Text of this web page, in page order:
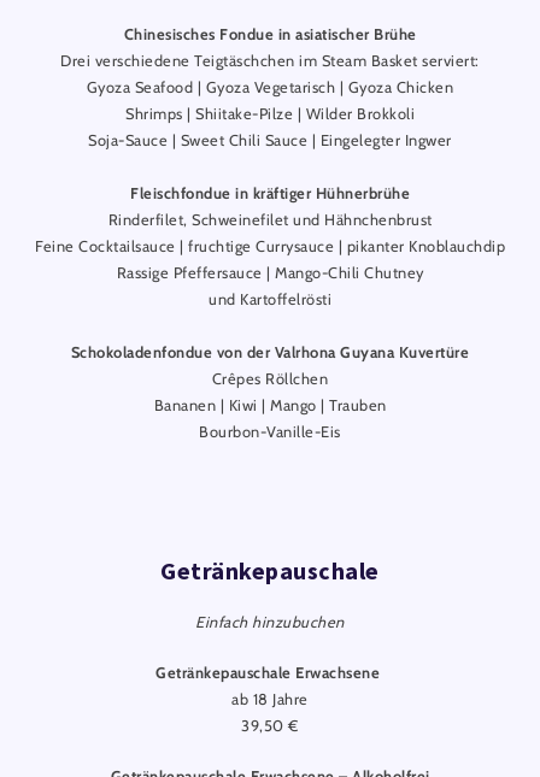
Chinesisches Fondue in asiatischer Brühe
Drei verschiedene Teigtäschchen im Steam Basket serviert:
Gyoza Seafood | Gyoza Vegetarisch | Gyoza Chicken
Shrimps | Shiitake-Pilze | Wilder Brokkoli
Soja-Sauce | Sweet Chili Sauce | Eingelegter Ingwer
Fleischfondue in kräftiger Hühnerbrühe
Rinderfilet, Schweinefilet und Hähnchenbrust
Feine Cocktailsauce | fruchtige Currysauce | pikanter Knoblauchdip
Rassige Pfeffersauce | Mango-Chili Chutney
und Kartoffelrösti
Schokoladenfondue von der Valrhona Guyana Kuvertüre
Crêpes Röllchen
Bananen | Kiwi | Mango | Trauben
Bourbon-Vanille-Eis
Getränkepauschale
Einfach hinzubuchen
Getränkepauschale Erwachsene
ab 18 Jahre
39,50 €